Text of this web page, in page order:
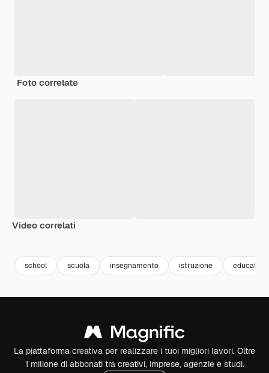
Foto correlate
Video correlati
school scuola insegnamento istruzione educatore
La piattaforma creativa per realizzare i tuoi migliori lavori. Oltre
1 milione di abbonati tra creativi, imprese, agenzie e studi.